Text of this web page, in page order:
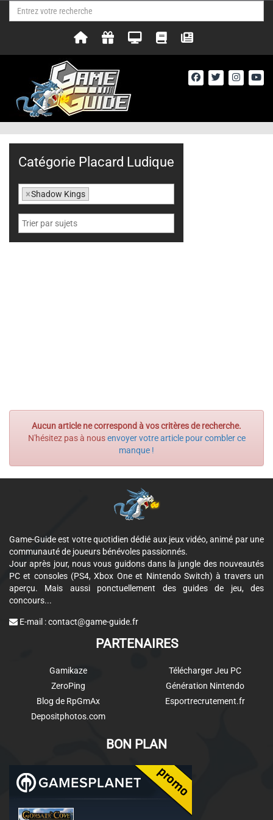
Aucun article ne correspond à vos critères de recherche.
N'hésitez pas à nousenvoyer votre article pour combler ce
manque !
Catégorie Placard Ludique
×Shadow Kings
Game-Guide est votre quotidien dédié aux jeux vidéo, animé par une
communauté de joueurs bénévoles passionnés.
Jour après jour, nous vous guidons dans la jungle des nouveautés
PC et consoles (PS4, Xbox One et Nintendo Switch) à travers un
aperçu. Mais aussi ponctuellement des guides de jeu, des
concours...
E-mail :contact@game-guide.fr
PARTENAIRES
Gamikaze
ZeroPing
Blog de RpGmAx
Depositphotos.com
Télécharger Jeu PC
Génération Nintendo
Esportrecrutement.fr
BON PLAN